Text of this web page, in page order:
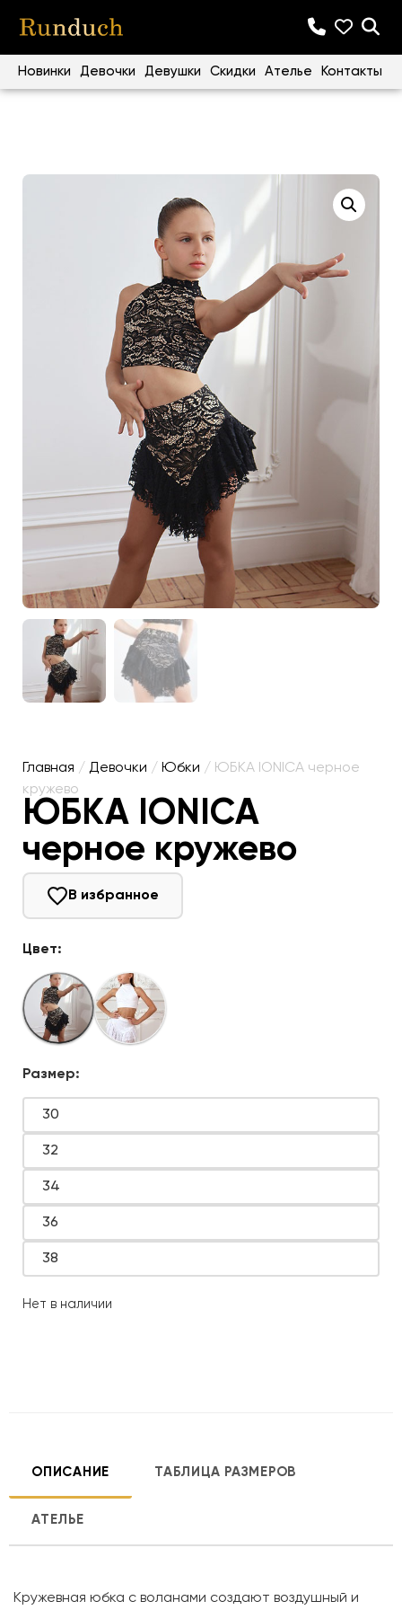
Новинки Девочки Девушки Скидки Ателье Контакты
Главная / Девочки / Юбки / ЮБКА IONICA черное
кружево
ЮБКА IONICA
черное кружево
В избранное
Цвет:
Размер:
30
32
34
36
38
Нет в наличии
ОПИСАНИЕ ТАБЛИЦА РАЗМЕРОВ
АТЕЛЬЕ
Кружевная юбка с воланами создают воздушный и